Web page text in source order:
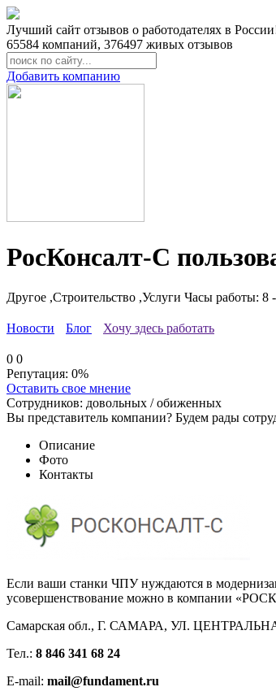
Лучший сайт отзывов о работодателях в
65584 компаний, 376497 живых отзывов
Добавить компанию
РосКонсалт-С
Другое ,Строительство ,Услуги Часы работы: 8
Новости Блог Хочу здесь работать
0 0
Репутация: 0%
Оставить свое мнение
Сотрудников: довольных /обиженных
Вы представитель компании? Будем рады
Описание
Фото
Контакты
Если ваши станки ЧПУ нуждаются в
усовершенствование можно в компании
Самарская обл., Г. САМАРА, УЛ.
Тел.: 8 846 341 68 24
E-mail: mail@fundament.ru